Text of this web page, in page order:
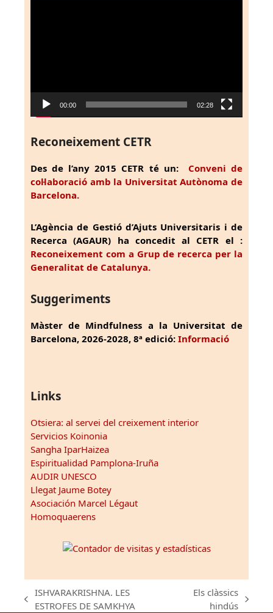
00:00 02:28
Reconeixement CETR
Des de l’any 2015 CETR té un: Conveni de
col·laboració amb la Universitat Autònoma de
Barcelona.
L’Agència de Gestió d’Ajuts Universitaris i de
Recerca (AGAUR) ha concedit al CETR el :
Reconeixement com a Grup de recerca per la
Generalitat de Catalunya.
Suggeriments
Màster de Mindfulness a la Universitat de
Barcelona, 2026-2028, 8ª edició: Informació
Links
Otsiera: al servei del creixement interior
Servicios Koinonia
Sangha IparHaizea
Espiritualidad Pamplona-Iruña
AUDIR UNESCO
Llegat Jaume Botey
Asociación Marcel Légaut
Homoquaerens
previous
ISHVARAKRISHNA. LES
ESTROFES DE SAMKHYA
Els clàssics
hindús